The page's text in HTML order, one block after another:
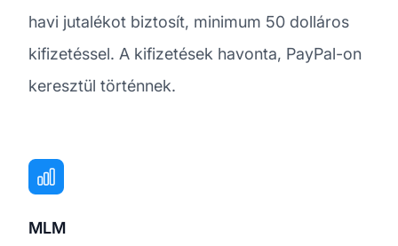
havi jutalékot biztosít, minimum 50 dolláros
kifizetéssel. A kifizetések havonta, PayPal-on
keresztül történnek.
MLM